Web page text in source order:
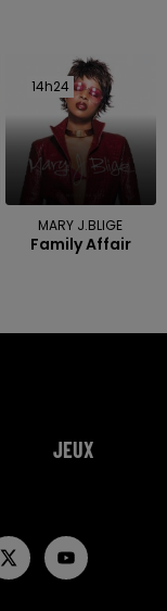
14h24
14h24
MARY J.BLIGE
Family Affair
JEUX